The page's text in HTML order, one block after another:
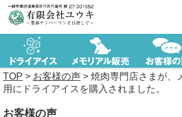
TOP > お客様の声 > 焼肉専門店さまが、
用にドライアイスを購入されました。
お客様の声